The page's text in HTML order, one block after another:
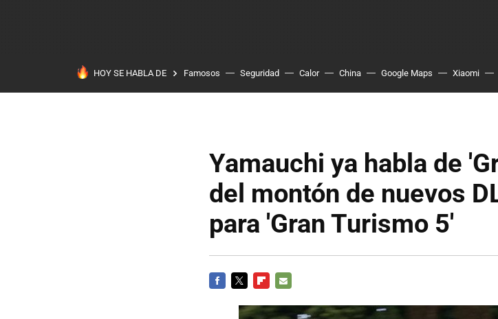
HOY SE HABLA DE Famosos Seguridad Calor China Google Maps Xiaomi
Yamauchi ya habla de
del montón de nuevos
para 'Gran Turismo 5'
MAIL